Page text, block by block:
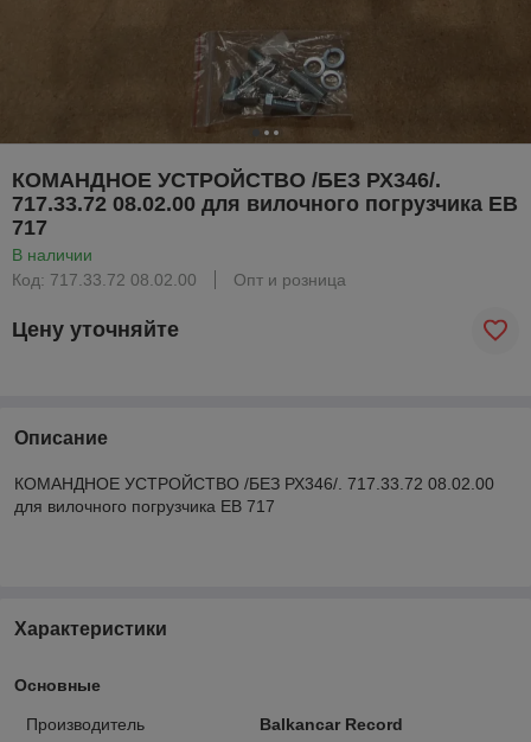
КОМАНДНОЕ УСТРОЙСТВО /БЕЗ РХ346/.
717.33.72 08.02.00 для вилочного погрузчика ЕВ
717
В наличии
Код: 717.33.72 08.02.00
Опт и розница
Цену уточняйте
Описание
КОМАНДНОЕ УСТРОЙСТВО /БЕЗ РХ346/. 717.33.72 08.02.00
для вилочного погрузчика ЕВ 717
Характеристики
Основные
Производитель
Balkancar Record